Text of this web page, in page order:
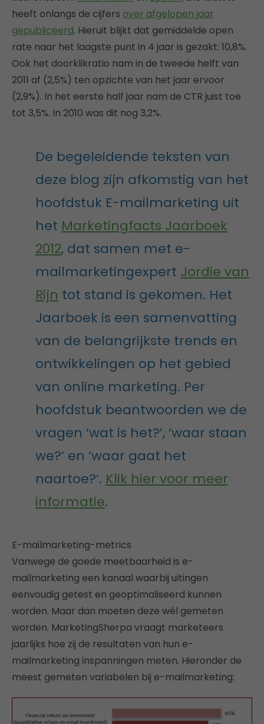
heeft onlangs de cijfers over afgelopen jaar
gepubliceerd. Hieruit blijkt dat gemiddelde open
rate naar het laagste punt in 4 jaar is gezakt: 10,8%.
Ook het doorklikratio nam in de tweede helft van
2011 af (2,5%) ten opzichte van het jaar ervoor
(2,9%). In het eerste half jaar nam de CTR juist toe
tot 3,5%. In 2010 was dit nog 3,2%.
De begeleidende teksten van
deze blog zijn afkomstig van het
hoofdstuk E-mailmarketing uit
het Marketingfacts Jaarboek
2012, dat samen met e-
mailmarketingexpert Jordie van
Rijn tot stand is gekomen. Het
Jaarboek is een samenvatting
van de belangrijkste trends en
ontwikkelingen op het gebied
van online marketing. Per
hoofdstuk beantwoorden we de
vragen ‘wat is het?’, ‘waar staan
we?’ en ‘waar gaat het
naartoe?’. Klik hier voor meer
informatie.
E-mailmarketing-metrics
Vanwege de goede meetbaarheid is e-
mailmarketing een kanaal waarbij uitingen
eenvoudig getest en geoptimaliseerd kunnen
worden. Maar dan moeten deze wél gemeten
worden. MarketingSherpa vraagt marketeers
jaarlijks hoe zij de resultaten van hun e-
mailmarketing inspanningen meten. Hieronder de
meest gemeten variabelen bij e-mailmarketing: